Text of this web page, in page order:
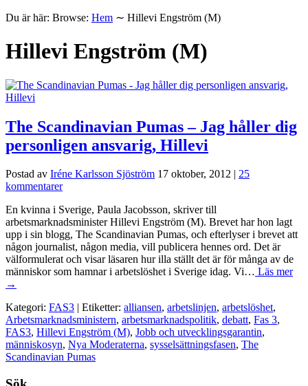
Du är här: Browse: Hem ∼ Hillevi Engström (M)
Hillevi Engström (M)
The Scandinavian Pumas – Jag håller dig
personligen ansvarig, Hillevi
Postad av Iréne Karlsson Sjöström 17 oktober, 2012
25
kommentarer
En kvinna i Sverige, Paula Jacobsson, skriver till
arbetsmarknadsminister Hillevi Engström (M). Brevet har hon lagt
upp i sin blogg, The Scandinavian Pumas, och efterlyser i brevet att
någon journalist, någon media, vill publicera hennes ord. Det är
välformulerat och visar läsaren hur illa ställt det är för många av de
människor som hamnar i arbetslöshet i Sverige idag. Vi… Läs mer
→
Kategori: FAS3 | Etiketter: alliansen, arbetslinjen, arbetslöshet,
Arbetsmarknadsministern, arbetsmarknadspolitik, debatt, Fas 3,
FAS3, Hillevi Engström (M), Jobb och utvecklingsgarantin,
människosyn, Nya Moderaterna, sysselsättningsfasen, The
Scandinavian Pumas